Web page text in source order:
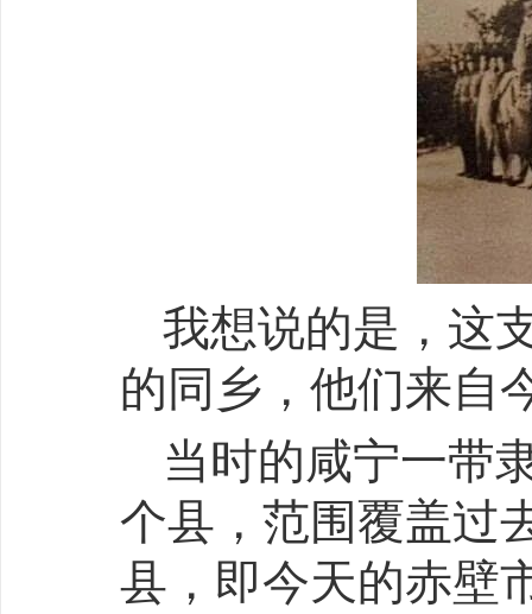
我想说的是，这
的同乡，他们来自
当时的咸宁一带
个县，范围覆盖过
县，即今天的赤壁